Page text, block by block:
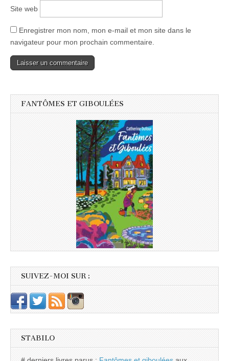
Site web
Enregistrer mon nom, mon e-mail et mon site dans le
navigateur pour mon prochain commentaire.
FANTÔMES ET GIBOULÉES
SUIVEZ-MOI SUR :
STABILO